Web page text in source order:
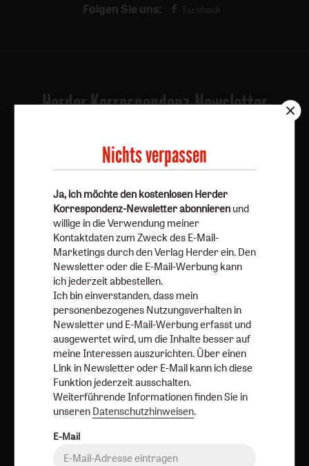
Folgen Sie uns: Facebook
Herder Korrespondenz-Newsletter
Korrespondenz-Newsletter abonnieren
Mail-Marketings durch den Verlag Herder ein. Den
Newsletter oder die E-Mail-Werbung kann ich jederzeit
abbestellen.
Ich bin einverstanden, dass mein personenbezogenes
Nutzungsverhalten in Newsletter und E-Mail-Werbung
erfasst und ausgewertet wird, um die Inhalte besser auf
meine Interessen auszurichten. Über einen Link in
Newsletter oder E-Mail kann ich diese Funktion jederzeit
ausschalten.
Weiterführende Informationen finden Sie in unseren
Datenschutzhinweisen.
Nichts verpassen
Ja, ich möchte den kostenlosen Herder
Korrespondenz-Newsletter abonnieren und
willige in die Verwendung meiner
Kontaktdaten zum Zweck des E-Mail-
Marketings durch den Verlag Herder ein. Den
Newsletter oder die E-Mail-Werbung kann
ich jederzeit abbestellen.
Ich bin einverstanden, dass mein
personenbezogenes Nutzungsverhalten in
Newsletter und E-Mail-Werbung erfasst und
ausgewertet wird, um die Inhalte besser auf
meine Interessen auszurichten. Über einen
Link in Newsletter oder E-Mail kann ich diese
Funktion jederzeit ausschalten.
Weiterführende Informationen finden Sie in
unseren Datenschutzhinweisen.
E-Mail